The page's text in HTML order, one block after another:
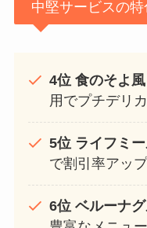
中堅サービスの特
4位 食のそよ風
用でプチデリ
5位 ライフミー
で割引率アップ
6位 ベルーナグ